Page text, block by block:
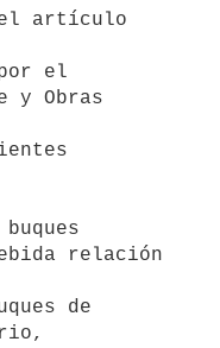
artículo
el
y Obras
relación